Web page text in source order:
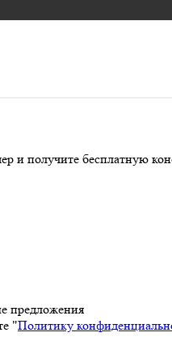
и получите бесплатную
предложения
"Политику